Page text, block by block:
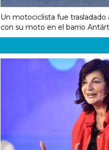
Un motociclista fue trasladado
con su moto en el barrio